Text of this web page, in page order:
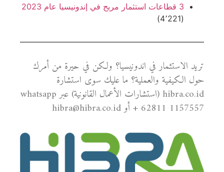
3 قطاعات استثمار مربح في إندونيسيا عام 2023
(4٬221)
تريد الاستثمار في اندونيسيا؟ ولكن في حيرة من أمرك
حول الكيفية والعملية؟ ما عليك سوى استشارة
hibra.co.id (استشارات الأعمال القانونية) عبر whatsapp
+ 62811 1157557 أو hibra@hibra.co.id